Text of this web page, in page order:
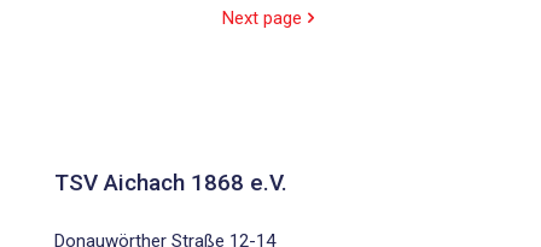
Next page
TSV Aichach 1868 e.V.
Donauwörther Straße 12-14